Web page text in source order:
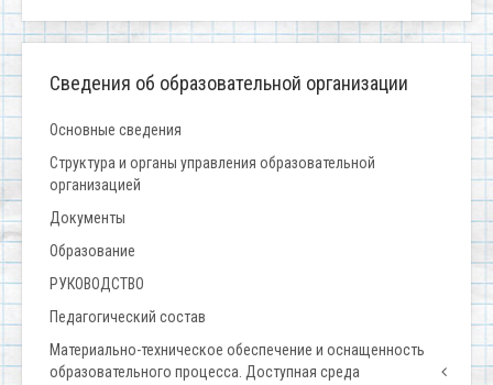
Сведения об образовательной организации
Основные сведения
Структура и органы управления образовательной
организацией
Документы
Образование
РУКОВОДСТВО
Педагогический состав
Материально-техническое обеспечение и оснащенность
образовательного процесса. Доступная среда